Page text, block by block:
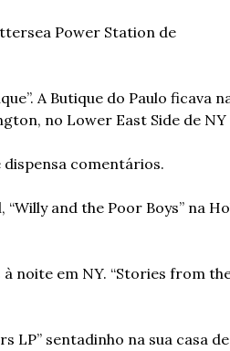
Power Station de
A Butique do Paulo ficava
no Lower East Side de NY
dispensa comentários.
and the Poor Boys” na
à noite em NY. “Stories from
LP” sentadinho na sua casa de